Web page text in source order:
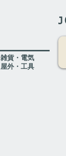
​雑貨・電気
​屋外・工具